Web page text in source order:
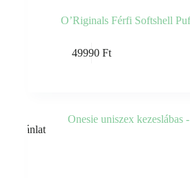
O’Riginals Férfi Softshell
49990 Ft
Ajánlat